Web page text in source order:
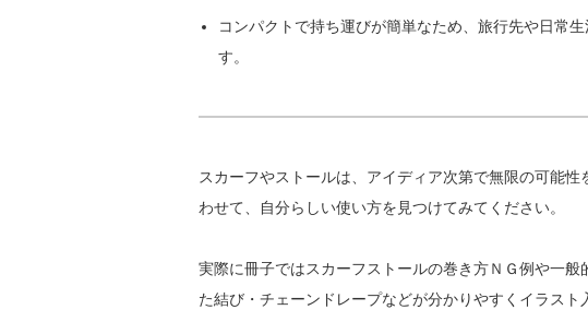
コンパクトで持ち運びが簡単なため、旅行先や日常
す。
スカーフやストールは、アイディア次第で無限の可能
わせて、自分らしい使い方を見つけてみてください。
実際に冊子ではスカーフストールの巻き方ＮＧ例や一
た結び・チェーンドレープなどが分かりやすくイラスト